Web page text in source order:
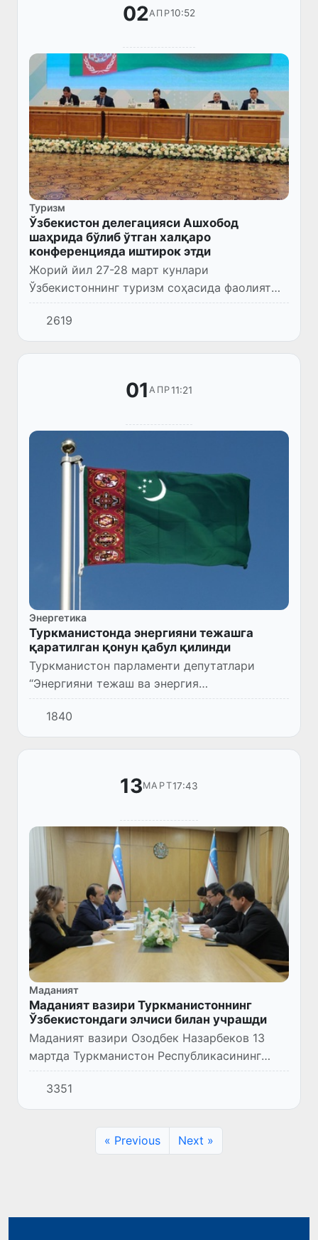
02АПР10:52
Туризм
Ўзбекистон делегацияси Ашхобод
шаҳрида бўлиб ўтган халқаро
конференцияда иштирок этди
Жорий йил 27-28 март кунлари
Ўзбекистоннинг туризм соҳасида фаолият
юритувчи ташкилотлар вакилларидан иборат
делегацияси Туркманистонда халқаро
конференцияда иштирок этди.
2619
01АПР11:21
Энергетика
Туркманистонда энергияни тежашга
қаратилган қонун қабул қилинди
Туркманистон парламенти депутатлари
“Энергияни тежаш ва энергия
самарадорлиги тўғрисида”ги қонунни қабул
қилди. Бу ҳақда TDH давлат агентлиги
маълум қилди.
1840
13МАРТ17:43
Маданият
Маданият вазири Туркманистоннинг
Ўзбекистондаги элчиси билан учрашди
Маданият вазири Озодбек Назарбеков 13
мартда Туркманистон Республикасининг
Ўзбекистондаги элчиси Шадурди Мередов
билан учрашди. Мулоқот чоғида
ҳамкорликда амалга ошириш режалаштири...
3351
« Previous Next »